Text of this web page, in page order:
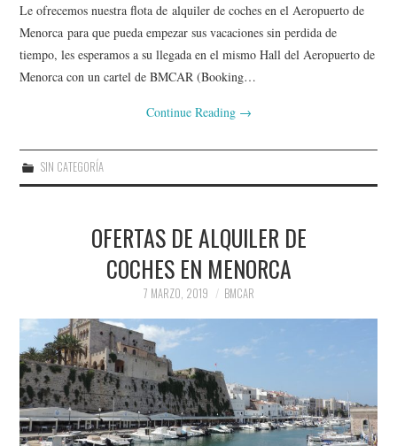
Le ofrecemos nuestra flota de alquiler de coches en el Aeropuerto de
Menorca para que pueda empezar sus vacaciones sin perdida de
tiempo, les esperamos a su llegada en el mismo Hall del Aeropuerto de
Menorca con un cartel de BMCAR (Booking…
Continue Reading →
SIN CATEGORÍA
OFERTAS DE ALQUILER DE
COCHES EN MENORCA
7 MARZO, 2019 BMCAR